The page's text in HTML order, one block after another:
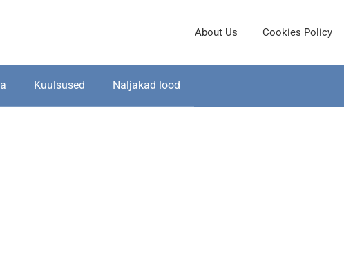
About Us Cookies Policy
Kuulsused Naljakad lood